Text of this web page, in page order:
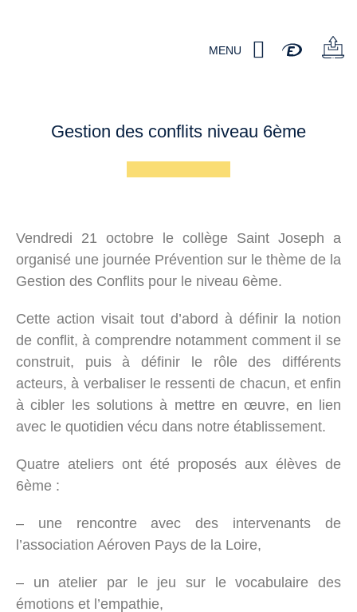
MENU
Gestion des conflits niveau 6ème
Vendredi 21 octobre le collège Saint Joseph a
organisé une journée Prévention sur le thème de la
Gestion des Conflits pour le niveau 6ème.
Cette action visait tout d’abord à définir la notion
de conflit, à comprendre notamment comment il se
construit, puis à définir le rôle des différents
acteurs, à verbaliser le ressenti de chacun, et enfin
à cibler les solutions à mettre en œuvre, en lien
avec le quotidien vécu dans notre établissement.
Quatre ateliers ont été proposés aux élèves de
6ème :
– une rencontre avec des intervenants de
l’association Aéroven Pays de la Loire,
– un atelier par le jeu sur le vocabulaire des
émotions et l’empathie,